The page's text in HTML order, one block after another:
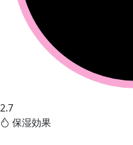
2.7
保湿効果